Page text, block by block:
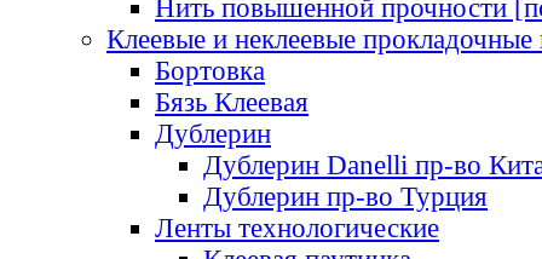
Нить повышенной прочности
Клеевые и неклеевые прокладочные
Бортовка
Бязь Клеевая
Дублерин
Дублерин Danelli пр-во
Дублерин пр-во Турция
Ленты технологические